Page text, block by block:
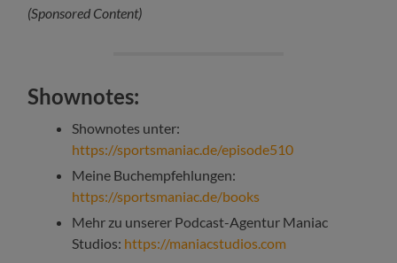
(Sponsored Content)
Shownotes:
Shownotes unter:
https://sportsmaniac.de/episode510
Meine Buchempfehlungen:
https://sportsmaniac.de/books
Mehr zu unserer Podcast-Agentur Maniac
Studios: https://maniacstudios.com